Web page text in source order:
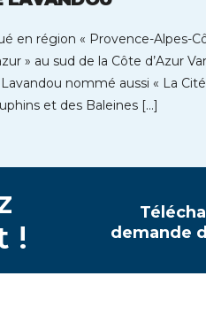
en région « Provence-Alpes-
» au sud de la Côte d’Azur
nommé aussi « La
et des Baleines […]
!
demande